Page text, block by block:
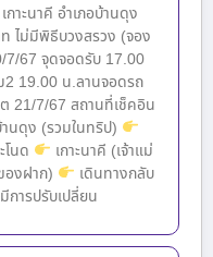
าะนาคี อำเภอบ้านดุง
ไม่มีพิธีบวงสรวง (จอง
67 จุดจอดรับ 17.00
2 19.00 น.ลานจอดรถ
21/7/67 สถานที่เช็คอิน
นดุง (รวมในทริป)
นด
เกาะนาคี (เจ้าแม่
องฝาก)
เดินทางกลับ
การปรับเปลี่ยน